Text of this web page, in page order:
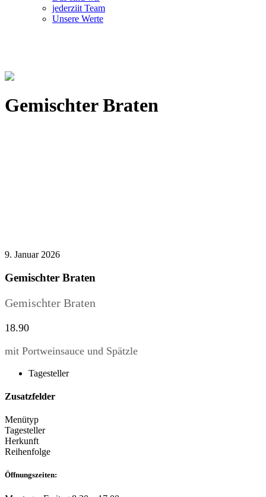
jederziit Team
Unsere Werte
Gemischter Braten
9. Januar 2026
Gemischter Braten
Gemischter Braten
18.90
mit Portweinsauce und Spätzle
Tagesteller
Zusatzfelder
Menütyp
Tagesteller
Herkunft
Reihenfolge
Öffnungszeiten: